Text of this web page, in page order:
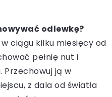
odlewkę?
ciągu kilku miesięcy od
pełnię nut i
Przechowuj ją w
z dala od światła